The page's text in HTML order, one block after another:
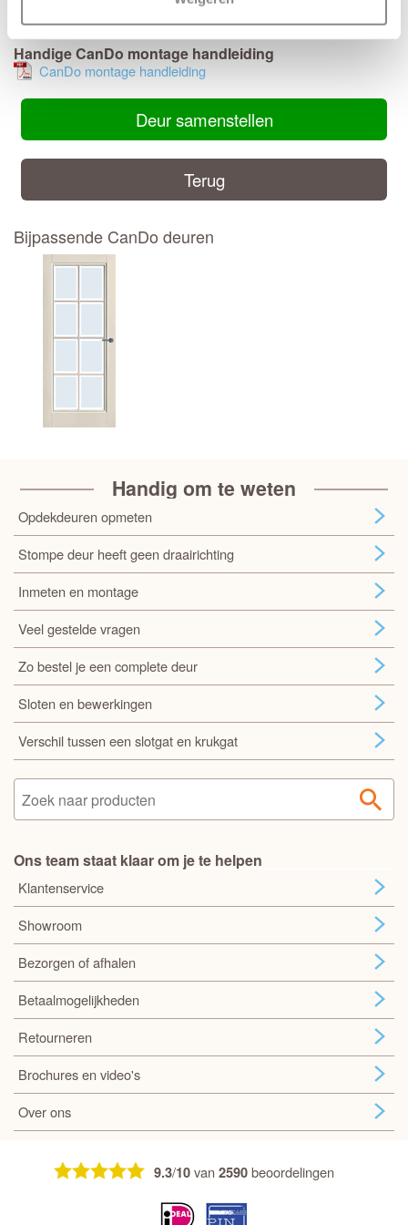
Handige CanDo montage handleiding
CanDo montage handleiding
Deur samenstellen
Terug
Bijpassende CanDo deuren
Handig om te weten
Opdekdeuren opmeten
Stompe deur heeft geen draairichting
Inmeten en montage
Veel gestelde vragen
Zo bestel je een complete deur
Sloten en bewerkingen
Verschil tussen een slotgat en krukgat
Ons team staat klaar om je te helpen
Klantenservice
Showroom
Bezorgen of afhalen
Betaalmogelijkheden
Retourneren
Brochures en video's
Over ons
9.3/10van2590beoordelingen